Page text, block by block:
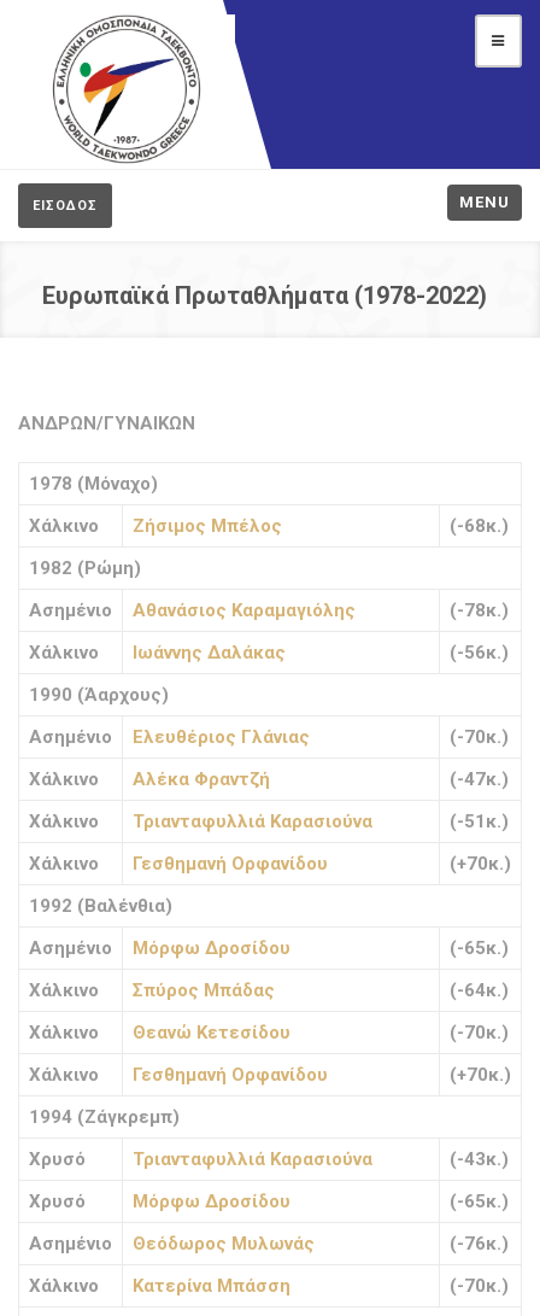
ΕΙΣΟΔΟΣ MENU
Ευρωπαϊκά Πρωταθλήματα (1978-2022)
ΑΝΔΡΩΝ/ΓΥΝΑΙΚΩΝ
1978 (Μόναχο)
Χάλκινο
Ζήσιμος Μπέλος
(-68κ.)
1982 (Ρώμη)
Ασημένιο
Αθανάσιος Καραμαγιόλης
(-78κ.)
Χάλκινο
Ιωάννης Δαλάκας
(-56κ.)
1990 (Άαρχους)
Ασημένιο
Ελευθέριος Γλάνιας
(-70κ.)
Χάλκινο
Αλέκα Φραντζή
(-47κ.)
Χάλκινο
Τριανταφυλλιά Καρασιούνα
(-51κ.)
Χάλκινο
Γεσθημανή Ορφανίδου
(+70κ.)
1992 (Βαλένθια)
Ασημένιο
Μόρφω Δροσίδου
(-65κ.)
Χάλκινο
Σπύρος Μπάδας
(-64κ.)
Χάλκινο
Θεανώ Κετεσίδου
(-70κ.)
Χάλκινο
Γεσθημανή Ορφανίδου
(+70κ.)
1994 (Ζάγκρεμπ)
Χρυσό
Τριανταφυλλιά Καρασιούνα
(-43κ.)
Χρυσό
Μόρφω Δροσίδου
(-65κ.)
Ασημένιο
Θεόδωρος Μυλωνάς
(-76κ.)
Χάλκινο
Κατερίνα Μπάσση
(-70κ.)